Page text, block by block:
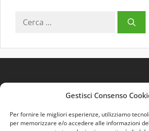
Gestisci Consenso
Per fornire le migliori esperienze, utilizziamo
per memorizzare e/o accedere alle informazioni
per: